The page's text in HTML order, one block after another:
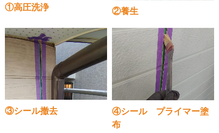
①高圧洗浄 ②養生
③シール撤去
④シール プライマー塗
布